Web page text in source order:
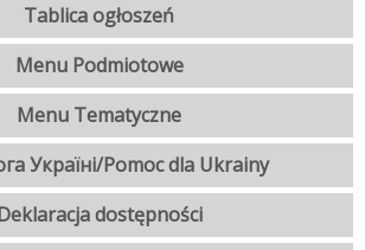
Tablica ogłoszeń
Menu Podmiotowe
Menu Tematyczne
Україні/Pomoc dla Ukrainy
dostępności